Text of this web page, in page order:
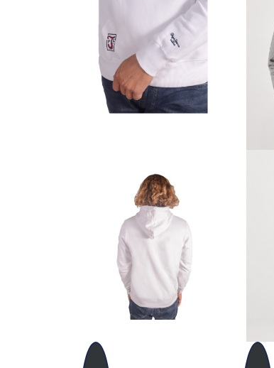
inozemstvu, uživat ćete u istim